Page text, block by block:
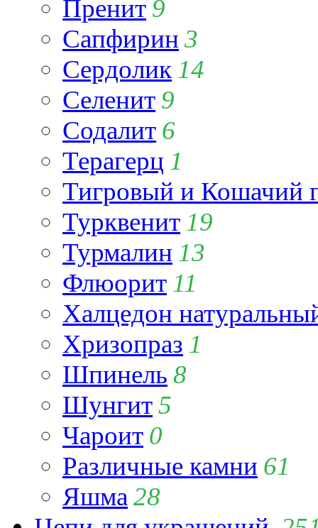
Пренит 9
Сапфирин 3
Сердолик 14
Селенит 9
Содалит 6
Терагерц 1
Тигровый и Кошачий
Турквенит 19
Турмалин 13
Флюорит 11
Халцедон
Хризопраз 1
Шпинель 8
Шунгит5
Чароит 0
Различные камни 61
Яшма 28